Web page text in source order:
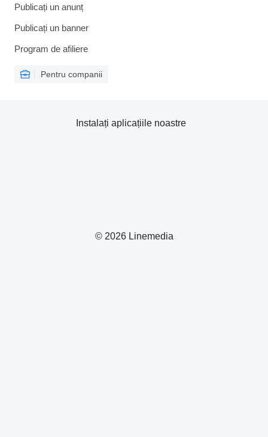
Publicați un anunț
Publicați un banner
Program de afiliere
Pentru companii
© 2026 Linemedia
Instalați aplicațiile noastre